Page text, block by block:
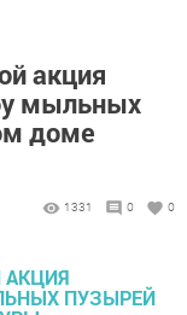
акция
мыльных
доме
1331 0 0